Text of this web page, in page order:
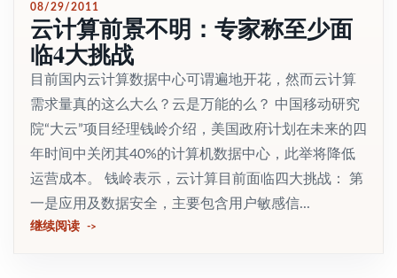
08/29/2011
云计算前景不明：专家称至少面
临4大挑战
目前国内云计算数据中心可谓遍地开花，然而云计算
需求量真的这么大么？云是万能的么？ 中国移动研究
院“大云”项目经理钱岭介绍，美国政府计划在未来的四
年时间中关闭其40%的计算机数据中心，此举将降低
运营成本。 钱岭表示，云计算目前面临四大挑战： 第
一是应用及数据安全，主要包含用户敏感信...
继续阅读